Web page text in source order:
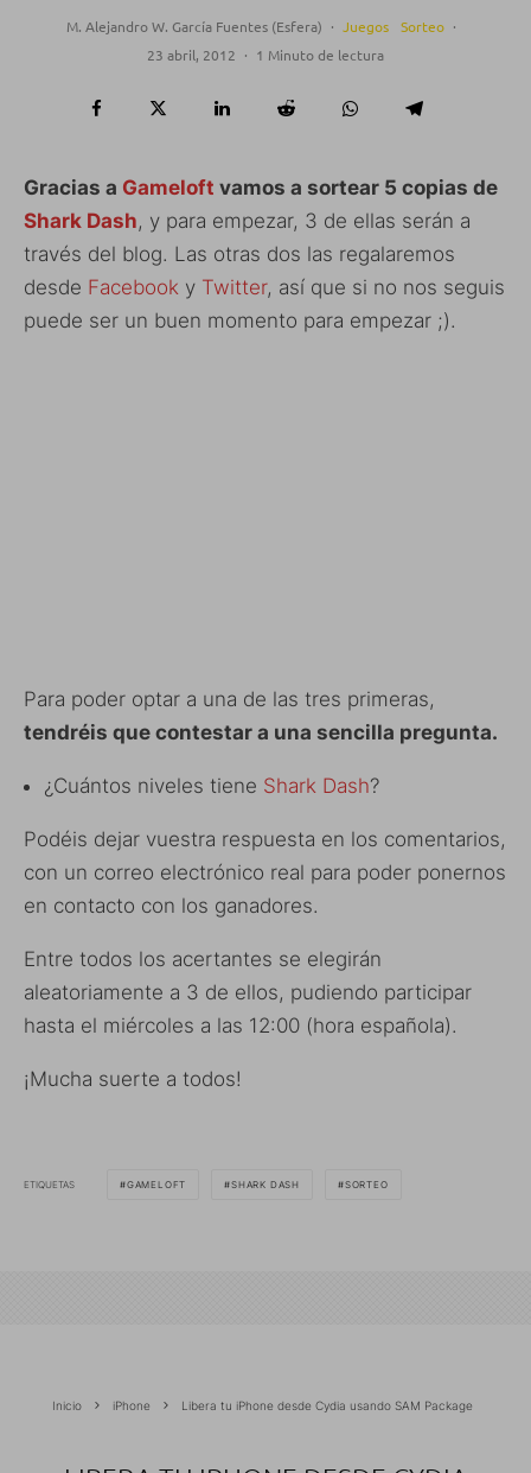
M. Alejandro W. García Fuentes (Esfera) · Juegos Sorteo ·
23 abril, 2012 · 1 Minuto de lectura
Gracias a Gameloft vamos a sortear 5 copias de
Shark Dash, y para empezar, 3 de ellas serán a
través del blog. Las otras dos las regalaremos
desde Facebook y Twitter, así que si no nos seguis
puede ser un buen momento para empezar ;).
Para poder optar a una de las tres primeras,
tendréis que contestar a una sencilla pregunta.
¿Cuántos niveles tiene Shark Dash?
Podéis dejar vuestra respuesta en los comentarios,
con un correo electrónico real para poder ponernos
en contacto con los ganadores.
Entre todos los acertantes se elegirán
aleatoriamente a 3 de ellos, pudiendo participar
hasta el miércoles a las 12:00 (hora española).
¡Mucha suerte a todos!
ETIQUETAS GAMELOFT SHARK DASH SORTEO
Inicio iPhone Libera tu iPhone desde Cydia usando SAM Package